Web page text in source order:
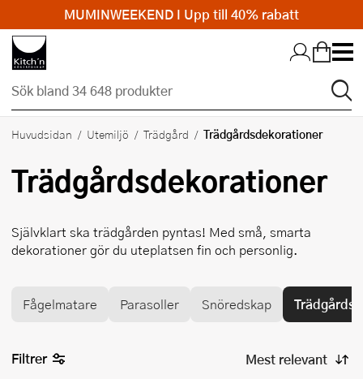
Hopp till huvudinnehållet
Huvudsidan Utemiljö Trädgård Trädgårdsdekorationer
Trädgårdsdekorationer
Självklart ska trädgården pyntas! Med små, smarta
dekorationer gör du uteplatsen fin och personlig.
Fågelmatare Parasoller Snöredskap
Filtrer
MUMINWEEKEND I Upp till 40% rabatt